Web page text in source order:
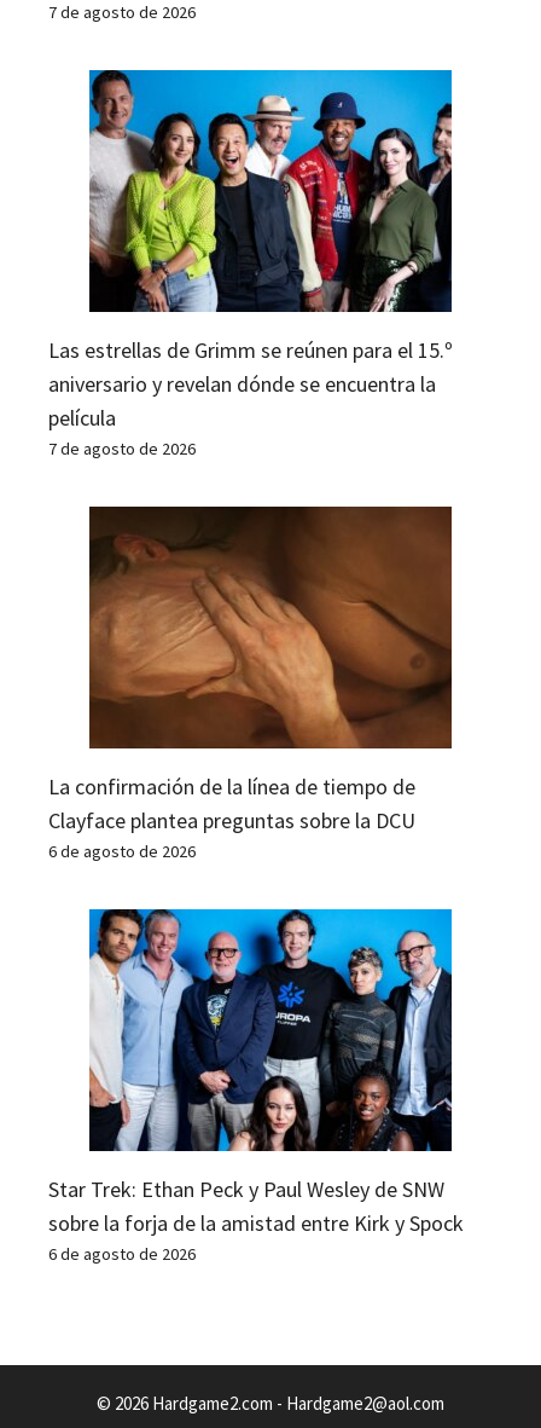
7 de agosto de 2026
Las estrellas de Grimm se reúnen para el 15.º
aniversario y revelan dónde se encuentra la
película
7 de agosto de 2026
La confirmación de la línea de tiempo de
Clayface plantea preguntas sobre la DCU
6 de agosto de 2026
Star Trek: Ethan Peck y Paul Wesley de SNW
sobre la forja de la amistad entre Kirk y Spock
6 de agosto de 2026
© 2026 Hardgame2.com - Hardgame2@aol.com